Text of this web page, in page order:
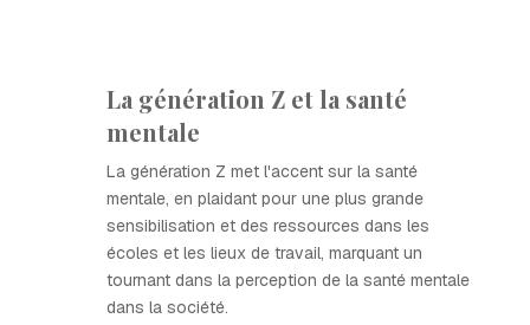
La génération Z et la santé
mentale
La génération Z met l'accent sur la santé
mentale, en plaidant pour une plus grande
sensibilisation et des ressources dans les
écoles et les lieux de travail, marquant un
tournant dans la perception de la santé mentale
dans la société.